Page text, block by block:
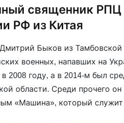
священник РПЦ
РФ из Китая
Быков из
военных, напавших на
в 2008 году, а в 2014-м был
области. Среди прочего
«Машина», который